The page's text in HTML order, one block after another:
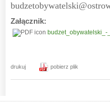
Załącznik:
budzet_obywatelski_-
drukuj pobierz plik